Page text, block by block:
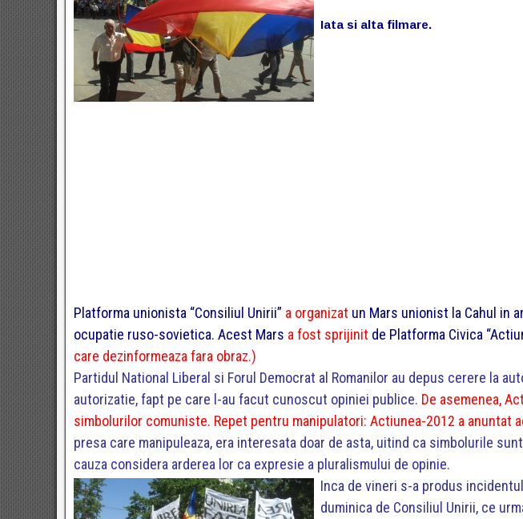
Iata si alta filmare.
Platforma unionista “Consiliul Unirii” a organizat un Mars unionist la Cahul in
ocupatie ruso-sovietica. Acest Mars a fost sprijinit de Platforma Civica
care dezinformeaza fara obraz.)
Partidul National Liberal si Forul Democrat al Romanilor au depus cerere la
autorizatie, fapt pe care l-au facut cunoscut opiniei publice. De asemenea,
simbolurilor comuniste. Repet pentru manipulatori: Actiunea-2012 a anuntat
presa care manipuleaza, era interesata doar de asta, uitind ca simbolurile
cauza considera arderea lor ca expresie a pluralismului de opinie.
Inca de vineri s-a produs
duminica de Consiliul Unirii, ce